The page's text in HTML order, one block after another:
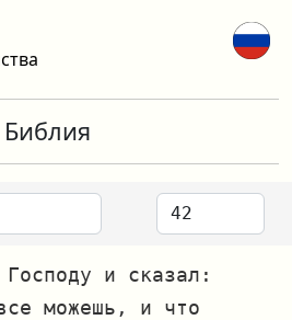
Библия
и сказал:
можешь, и что